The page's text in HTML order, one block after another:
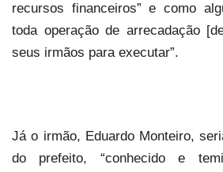
recursos financeiros” e como
toda operação de arrecadação
seus irmãos para executar”.
Já o irmão, Eduardo Monteiro,
do prefeito, “conhecido e